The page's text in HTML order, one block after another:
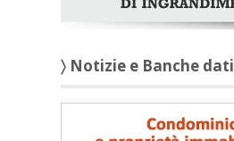
〉 Notizie e Banche dati